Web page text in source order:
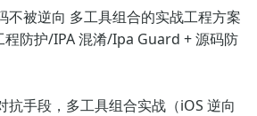
不被逆向 多工具组合的实战工程方案
程防护/IPA 混淆/Ipa Guard + 源码防
抗手段，多工具组合实战（iOS 逆向